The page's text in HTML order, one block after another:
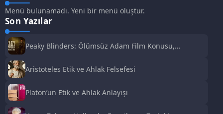
Menü bulunamadı. Yeni bir menü oluştur.
Son Yazılar
Peaky Blinders: Ölümsüz Adam Film Konusu,
Aristoteles Etik ve Ahlak Felsefesi
Platon’un Etik ve Ahlak Anlayışı